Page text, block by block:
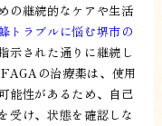
の継続的なケアや生活
トラブルに悩む堺市の
示された通りに継続し
の治療薬は、使用
能性があるため、自己
受け、状態を確認しな